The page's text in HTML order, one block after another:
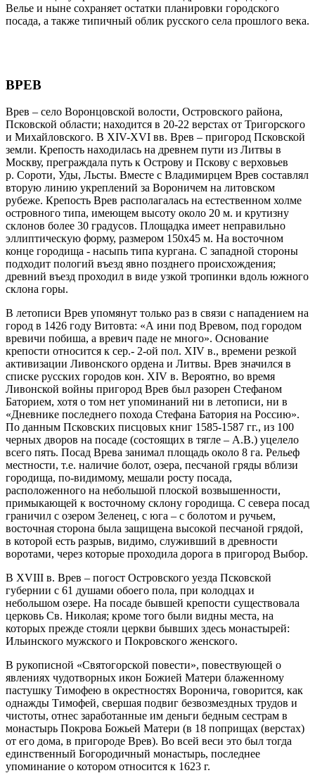
Велье и ныне сохраняет остатки планировки городского
посада, а также типичный облик русского села прошлого века.
ВРЕВ
Врев – село Воронцовской волости, Островского района,
Псковской области; находится в 20-22 верстах от Тригорского
и Михайловского. В XIV-XVI вв. Врев – пригород Псковской
земли. Крепость находилась на древнем пути из Литвы в
Москву, преграждала путь к Острову и Пскову с верховьев
р. Сороти, Уды, Льсты. Вместе с Владимирцем Врев составлял
вторую линию укреплений за Вороничем на литовском
рубеже. Крепость Врев располагалась на естественном холме
островного типа, имеющем высоту около 20 м. и крутизну
склонов более 30 градусов. Площадка имеет неправильно
эллиптическую форму, размером 150х45 м. На восточном
конце городища - насыпь типа кургана. С западной стороны
подходит пологий въезд явно позднего происхождения;
древний въезд проходил в виде узкой тропинки вдоль южного
склона горы.
В летописи Врев упомянут только раз в связи с нападением на
город в 1426 году Витовта: «А ини под Вревом, под городом
вревичи побиша, а вревич паде не много». Основание
крепости относится к сер.- 2-ой пол. XIV в., времени резкой
активизации Ливонского ордена и Литвы. Врев значился в
списке русских городов кон. XIV в. Вероятно, во время
Ливонской войны пригород Врев был разорен Стефаном
Баторием, хотя о том нет упоминаний ни в летописи, ни в
«Дневнике последнего похода Стефана Батория на Россию».
По данным Псковских писцовых книг 1585-1587 гг., из 100
черных дворов на посаде (состоящих в тягле – А.В.) уцелело
всего пять. Посад Врева занимал площадь около 8 га. Рельеф
местности, т.е. наличие болот, озера, песчаной гряды вблизи
городища, по-видимому, мешали росту посада,
расположенного на небольшой плоской возвышенности,
примыкающей к восточному склону городища. С севера посад
граничил с озером Зеленец, с юга – с болотом и ручьем,
восточная сторона была защищена высокой песчаной грядой,
в которой есть разрыв, видимо, служивший в древности
воротами, через которые проходила дорога в пригород Выбор.
В XVIII в. Врев – погост Островского уезда Псковской
губернии с 61 душами обоего пола, при колодцах и
небольшом озере. На посаде бывшей крепости существовала
церковь Св. Николая; кроме того были видны места, на
которых прежде стояли церкви бывших здесь монастырей:
Ильинского мужского и Покровского женского.
В рукописной «Святогорской повести», повествующей о
явлениях чудотворных икон Божией Матери блаженному
пастушку Тимофею в окрестностях Воронича, говорится, как
однажды Тимофей, свершая подвиг безвозмездных трудов и
чистоты, отнес заработанные им деньги бедным сестрам в
монастырь Покрова Божьей Матери (в 18 поприщах (верстах)
от его дома, в пригороде Врев). Во всей веси это был тогда
единственный Богородичный монастырь, последнее
упоминание о котором относится к 1623 г.